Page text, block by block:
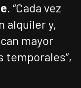
. “Cada vez
alquiler y,
mayor
temporales”,